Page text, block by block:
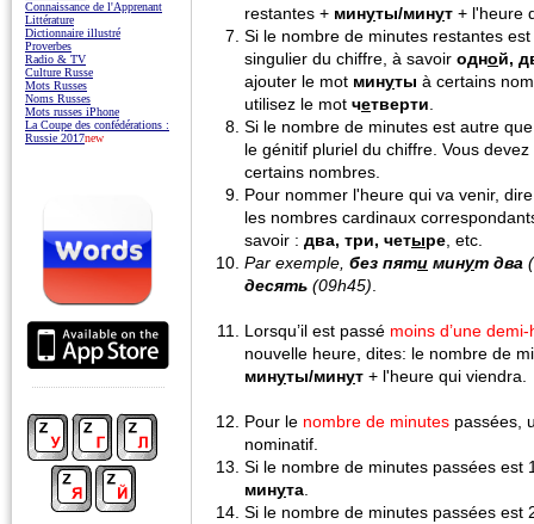
restantes + минуты/минут + l'heure
Si le nombre de minutes restantes
singulier du chiffre, à savoir одной,
ajouter le mot минуты à certains
utilisez le mot четверти.
Si le nombre de minutes est autre
le génitif pluriel du chiffre. Vous
certains nombres.
Pour nommer l'heure qui va venir,
les nombres cardinaux
savoir : два, три, четыре, etc.
Par exemple, без пяти минут два
десять (09h45).
Lorsqu’il est passé moins d’une
nouvelle heure, dites: le nombre de
минуты/минут + l'heure qui viendra.
Pour le nombre de minutes passées,
nominatif.
Si le nombre de minutes passées est
минута.
Si le nombre de minutes passées est
Connaissance de l'Apprenant
Littérature
Dictionnaire illustré
Proverbes
Radio & TV
Culture Russe
Mots Russes
Noms Russes
Mots russes iPhone
La Coupe des confédérations :
Russie 2017new